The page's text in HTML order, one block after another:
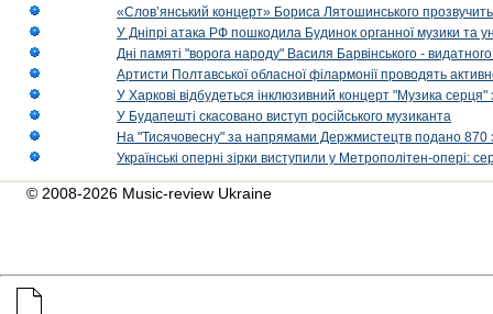
«Слов’янський концерт» Бориса Лятошинського
У Дніпрі атака РФ пошкодила Будинок органної музики та
Дні памяті "ворога народу" Василя Барвінського -
Артисти Полтавської обласної філармонії проводять
У Харкові відбудеться інклюзивний концерт "Музика
У Будапешті скасовано виступ російського музиканта
На "Тисячовесну" за напрямами Держмистецтв подано 870
Українські оперні зірки виступили у Метрополітен-опері:
© 2008-2026 Music-review Ukraine